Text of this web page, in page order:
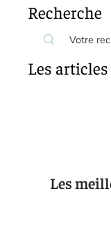
Recherche
Les
Les